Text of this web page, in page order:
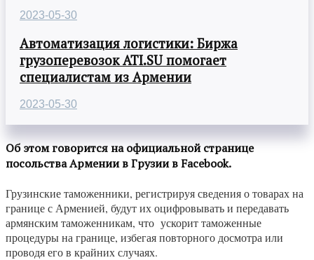
2023-05-30
Автоматизация логистики: Биржа
грузоперевозок ATI.SU помогает
специалистам из Армении
2023-05-30
Об этом говорится на официальной странице
посольства Армении в Грузии в Facebook.
Грузинские таможенники, регистрируя сведения о товарах на
границе с Арменией, будут их оцифровывать и передавать
армянским таможенникам, что ускорит таможенные
процедуры на границе, избегая повторного досмотра или
проводя его в крайних случаях.